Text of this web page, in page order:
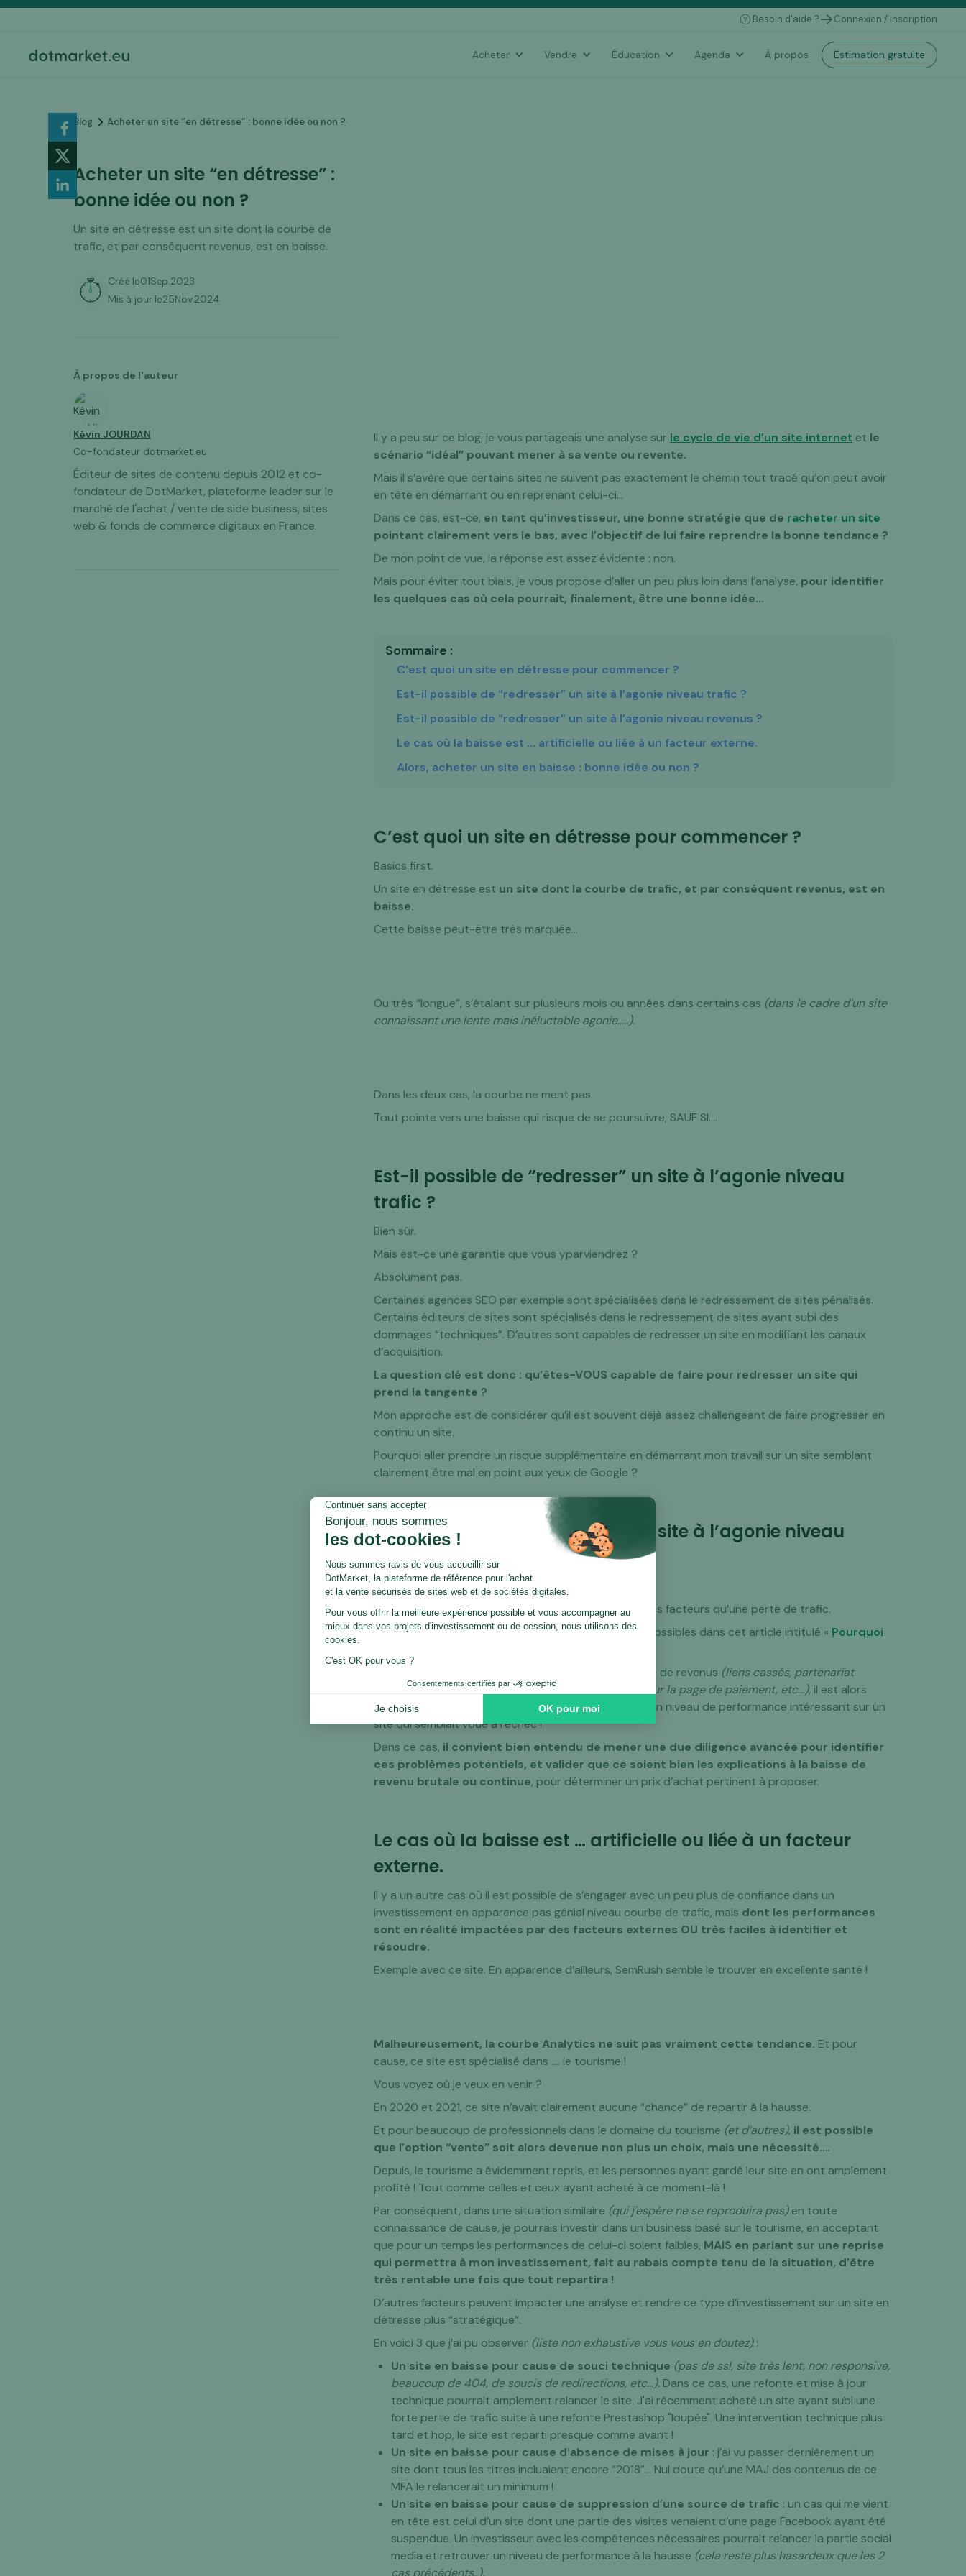
Besoin d'aide ? Connexion / Inscription
Acheter Vendre Éducation Agenda À propos Estimation gratuite
Blog Acheter un site “en détresse” : bonne idée ou non ?
Acheter un site “en détresse” :
bonne idée ou non ?
Un site en détresse est un site dont la courbe de
trafic, et par conséquent revenus, est en baisse.
Créé le01Sep.2023
Mis à jour le25Nov.2024
À propos de l'auteur
Kévin JOURDAN
Co-fondateur dotmarket.eu
Éditeur de sites de contenu depuis 2012 et co-
fondateur de DotMarket, plateforme leader sur le
marché de l'achat / vente de side business, sites
web & fonds de commerce digitaux en France.
Il y a peu sur ce blog, je vous partageais une analyse sur le cycle de vie d’un site internet et le
scénario “idéal” pouvant mener à sa vente ou revente.
Mais il s’avère que certains sites ne suivent pas exactement le chemin tout tracé qu’on peut avoir
en tête en démarrant ou en reprenant celui-ci…
Dans ce cas, est-ce, en tant qu’investisseur, une bonne stratégie que de racheter un site
pointant clairement vers le bas, avec l’objectif de lui faire reprendre la bonne tendance ?
De mon point de vue, la réponse est assez évidente : non.
Mais pour éviter tout biais, je vous propose d’aller un peu plus loin dans l’analyse, pour identifier
les quelques cas où cela pourrait, finalement, être une bonne idée…
Sommaire :
C’est quoi un site en détresse pour commencer ?
Est-il possible de “redresser” un site à l’agonie niveau trafic ?
Est-il possible de “redresser” un site à l’agonie niveau revenus ?
Le cas où la baisse est … artificielle ou liée à un facteur externe.
Alors, acheter un site en baisse : bonne idée ou non ?
C’est quoi un site en détresse pour commencer ?
Basics first.
Un site en détresse est un site dont la courbe de trafic, et par conséquent revenus, est en
baisse.
Cette baisse peut-être très marquée…
Ou très “longue”, s’étalant sur plusieurs mois ou années dans certains cas (dans le cadre d’un site
connaissant une lente mais inéluctable agonie…..).
Dans les deux cas, la courbe ne ment pas.
Tout pointe vers une baisse qui risque de se poursuivre, SAUF SI….
Est-il possible de “redresser” un site à l’agonie niveau
trafic ?
Bien sûr.
Mais est-ce une garantie que vous yparviendrez ?
Absolument pas.
Certaines agences SEO par exemple sont spécialisées dans le redressement de sites pénalisés.
Certains éditeurs de sites sont spécialisés dans le redressement de sites ayant subi des
dommages “techniques”. D’autres sont capables de redresser un site en modifiant les canaux
d’acquisition.
La question clé est donc : qu’êtes-VOUS capable de faire pour redresser un site qui
prend la tangente ?
Mon approche est de considérer qu’il est souvent déjà assez challengeant de faire progresser en
continu un site.
Pourquoi aller prendre un risque supplémentaire en démarrant mon travail sur un site semblant
clairement être mal en point aux yeux de Google ?
Est-il possible de “redresser” un site à l’agonie niveau
revenus ?
Là c’est déjà plus intéressant !
Car une perte de revenus peut être liée à bien d’autres facteurs qu’une perte de trafic.
J’évoque plusieurs de ces facteurs et des solutions possibles dans cet article intitulé « Pourquoi
Et si vous parvenez à identifier les raisons d’une perte de revenus (liens cassés, partenariat
annulé, stock indisponible, tracking pas à jour, bugs sur la page de paiement, etc…), il est alors
possible en quelques actions “simples” de retrouver un niveau de performance intéressant sur un
site qui semblait voué à l’échec !
Dans ce cas, il convient bien entendu de mener une due diligence avancée pour identifier
ces problèmes potentiels, et valider que ce soient bien les explications à la baisse de
revenu brutale ou continue, pour déterminer un prix d’achat pertinent à proposer.
Le cas où la baisse est … artificielle ou liée à un facteur
externe.
Il y a un autre cas où il est possible de s’engager avec un peu plus de confiance dans un
investissement en apparence pas génial niveau courbe de trafic, mais dont les performances
sont en réalité impactées par des facteurs externes OU très faciles à identifier et
résoudre.
Exemple avec ce site. En apparence d’ailleurs, SemRush semble le trouver en excellente santé !
Malheureusement, la courbe Analytics ne suit pas vraiment cette tendance. Et pour
cause, ce site est spécialisé dans …. le tourisme !
Vous voyez où je veux en venir ?
En 2020 et 2021, ce site n’avait clairement aucune “chance” de repartir à la hausse.
Et pour beaucoup de professionnels dans le domaine du tourisme (et d’autres), il est possible
que l’option “vente” soit alors devenue non plus un choix, mais une nécessité….
Depuis, le tourisme a évidemment repris, et les personnes ayant gardé leur site en ont amplement
profité ! Tout comme celles et ceux ayant acheté à ce moment-là !
Par conséquent, dans une situation similaire (qui j'espère ne se reproduira pas)en toute
connaissance de cause, je pourrais investir dans un business basé sur le tourisme, en acceptant
que pour un temps les performances de celui-ci soient faibles, MAIS en pariant sur une reprise
qui permettra à mon investissement, fait au rabais compte tenu de la situation, d’être
très rentable une fois que tout repartira !
D’autres facteurs peuvent impacter une analyse et rendre ce type d’investissement sur un site en
détresse plus “stratégique”.
En voici 3 que j’ai pu observer (liste non exhaustive vous vous en doutez):
Un site en baisse pour cause de souci technique (pas de ssl, site très lent, non responsive,
beaucoup de 404, de soucis de redirections, etc…). Dans ce cas, une refonte et mise à jour
technique pourrait amplement relancer le site. J'ai récemment acheté un site ayant subi une
forte perte de trafic suite à une refonte Prestashop "loupée". Une intervention technique plus
tard et hop, le site est reparti presque comme avant !
Un site en baisse pour cause d’absence de mises à jour : j’ai vu passer dernièrement un
site dont tous les titres incluaient encore “2018”… Nul doute qu’une MAJ des contenus de ce
MFA le relancerait un minimum !
Un site en baisse pour cause de suppression d’une source de trafic : un cas qui me vient
en tête est celui d’un site dont une partie des visites venaient d’une page Facebook ayant été
suspendue. Un investisseur avec les compétences nécessaires pourrait relancer la partie social
media et retrouver un niveau de performance à la hausse (cela reste plus hasardeux que les 2
cas précédents..).